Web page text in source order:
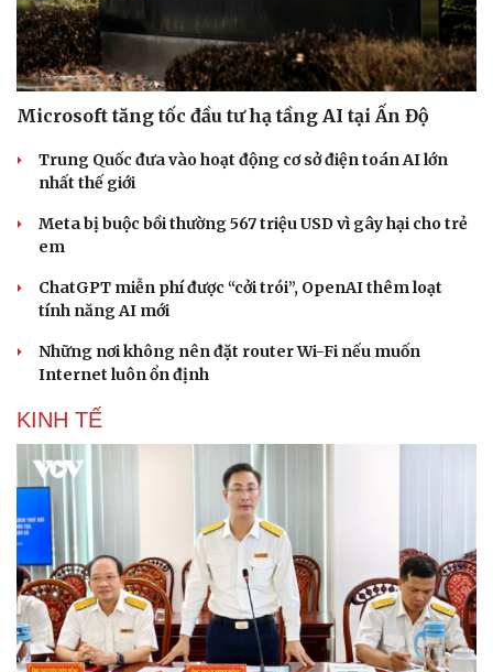
Vì cộng đồng
Sức khỏe
Dinh dưỡng - món ngon
Cây thuốc
Sản phụ khoa
Nhi khoa
Nam khoa
Đời sống
Nhà đẹp
Blog
Tình yêu - Gia đình
Microsoft tăng tốc đầu tư hạ tầng AI tại Ấn Độ
Trung Quốc đưa vào hoạt động cơ sở điện toán AI lớn
nhất thế giới
Meta bị buộc bồi thường 567 triệu USD vì gây hại cho trẻ
em
ChatGPT miễn phí được “cởi trói”, OpenAI thêm loạt
tính năng AI mới
Những nơi không nên đặt router Wi-Fi nếu muốn
Internet luôn ổn định
KINH TẾ